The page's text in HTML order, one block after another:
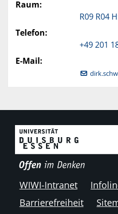
Raum:
R09 R04
Telefon:
+49 201
E-Mail:
WIWI-Intranet
Barrierefreiheit